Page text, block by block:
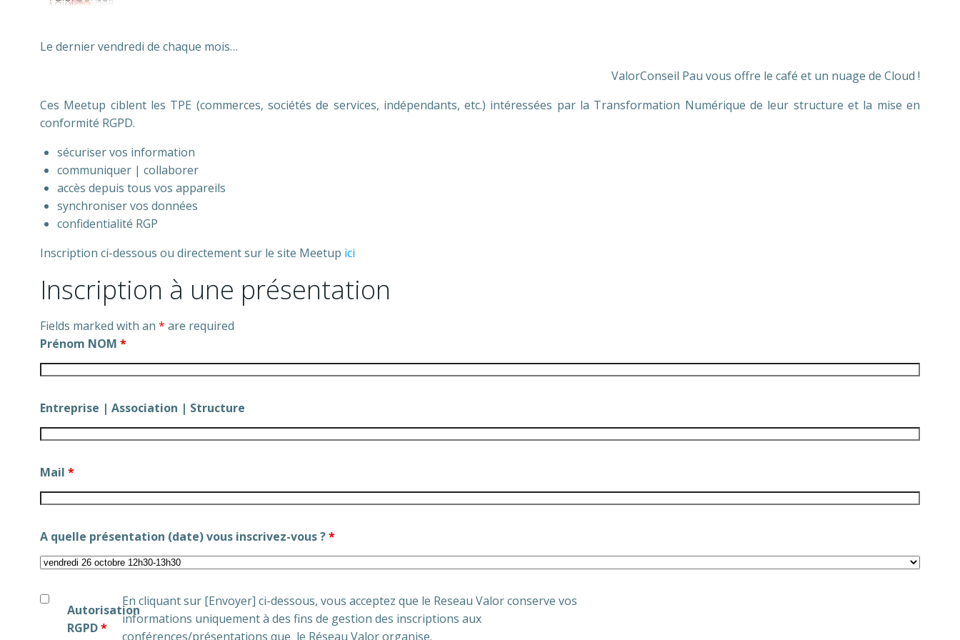
Le dernier vendredi de chaque mois…
ValorConseil Pau vous offre le café et un nuage de Cloud !
Ces Meetup ciblent les TPE (commerces, sociétés de services, indépendants, etc.) intéressées par la Transformation Numérique de leur structure et la mise en
conformité RGPD.
sécuriser vos information
communiquer | collaborer
accès depuis tous vos appareils
synchroniser vos données
confidentialité RGP
Inscription ci-dessous ou directement sur le site Meetup ici
Inscription à une présentation
Fields marked with an * are required
Prénom NOM *
Entreprise | Association | Structure
Mail *
A quelle présentation (date) vous inscrivez-vous ?*
Autorisation
RGPD*
En cliquant sur [Envoyer] ci-dessous, vous acceptez que le Reseau Valor conserve vos
informations uniquement à des fins de gestion des inscriptions aux
conférences/présentations que le Réseau Valor organise.